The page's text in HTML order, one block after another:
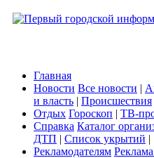
Главная
Новости Все новости |
и власть | Происшествия
Отдых Гороскоп | ТВ-
Справка Каталог
ДТП | Список укрытий |
Рекламодателям